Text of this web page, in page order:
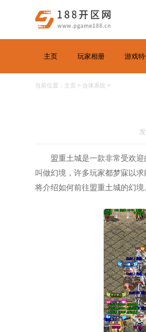
主页 玩家相册 游戏
当前位置： 主页 > 合体系统 >
盟重土城是一款非常受欢
叫做幻境，许多玩家都梦寐以
将介绍如何前往盟重土城的幻境